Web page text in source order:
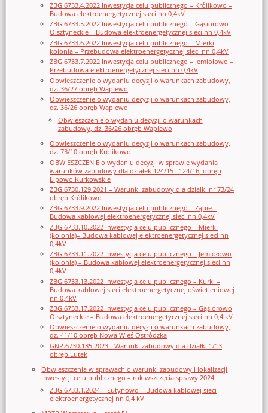
ZBG.6733.4.2022 Inwestycja celu publicznego – Królikowo –
Budowa elektroenergetycznej sieci nn 0,4kV
ZBG.6733.5.2022 Inwestycja celu publicznego – Gąsiorowo
Olsztyneckie – Budowa elektroenergetycznej sieci nn 0,4kV
ZBG.6733.6.2022 Inwestycja celu publicznego – Mierki
kolonia – Przebudowa elektroenergetycznej sieci nn 0,4kV
ZBG.6733.7.2022 Inwestycja celu publicznego – Jemiołowo –
Przebudowa elektroenergetycznej sieci nn 0,4kV
Obwieszczenie o wydaniu decyzji o warunkach zabudowy,
dz. 36/27 obręb Waplewo
Obwieszczenie o wydaniu decyzji o warunkach zabudowy,
dz. 36/26 obręb Waplewo
Obwieszczenie o wydaniu decyzji o warunkach
zabudowy, dz. 36/26 obręb Waplewo
Obwieszczenie o wydaniu decyzji o warunkach zabudowy,
dz. 73/10 obręb Królikowo
OBWIESZCZENIE o wydaniu decyzji w sprawie wydania
warunków zabudowy dla działek 124/15 i 124/16, obręb
Lipowo Kurkowskie
ZBG.6730.129.2021 – Warunki zabudowy dla działki nr 73/24
obręb Królikowo
ZBG.6733.9.2022 Inwestycja celu publicznego – Ząbie –
Budowa kablowej elektroenergetycznej sieci nn 0,4kV
ZBG.6733.10.2022 Inwestycja celu publicznego – Mierki
(kolonia)– Budowa kablowej elektroenergetycznej sieci nn
0,4kV
ZBG.6733.11.2022 Inwestycja celu publicznego – Jemiołowo
(kolonia) – Budowa kablowej elektroenergetycznej sieci nn
0,4kV
ZBG.6733.13.2022 Inwestycja celu publicznego – Kurki –
Budowa kablowej sieci elektroenergetycznej oświetleniowej
nn 0,4kV
ZBG.6733.17.2022 Inwestycja celu publicznego – Gąsiorowo
Olsztyneckie – Budowa elektroenergetycznej sieci nn 0,4 kV
Obwieszczenie o wydaniu decyzji o warunkach zabudowy,
dz. 41/10 obręb Nowa Wieś Ostródzka
GNP.6730.185.2023 - Warunki zabudowy dla działki 1/13
obręb Lutek
Obwieszczenia w sprawach o warunki zabudowy i lokalizacji
inwestycji celu publicznego – rok wszczęcia sprawy 2024
ZBG.6733.1.2024 – Łutynowo – Budowa kablowej sieci
elektroenergetycznej nn 0,4 kV